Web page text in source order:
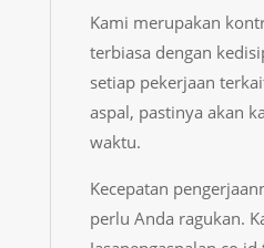
Kami merupakan
terbiasa dengan
setiap pekerjaan
aspal, pastinya akan
waktu.
Kecepatan
perlu Anda ragukan.